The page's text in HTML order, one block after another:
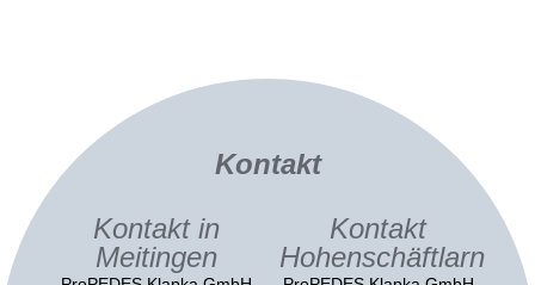
Kontakt
Kontakt in
Meitingen
Kontakt
Hohenschäftlarn